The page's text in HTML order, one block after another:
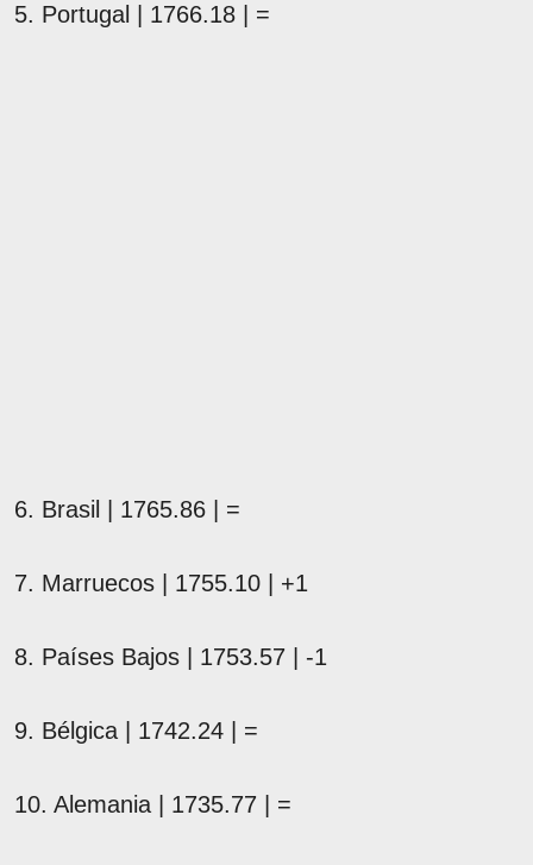
5. Portugal | 1766.18 | =
6. Brasil | 1765.86 | =
7. Marruecos | 1755.10 | +1
8. Países Bajos | 1753.57 | -1
9. Bélgica | 1742.24 | =
10. Alemania | 1735.77 | =